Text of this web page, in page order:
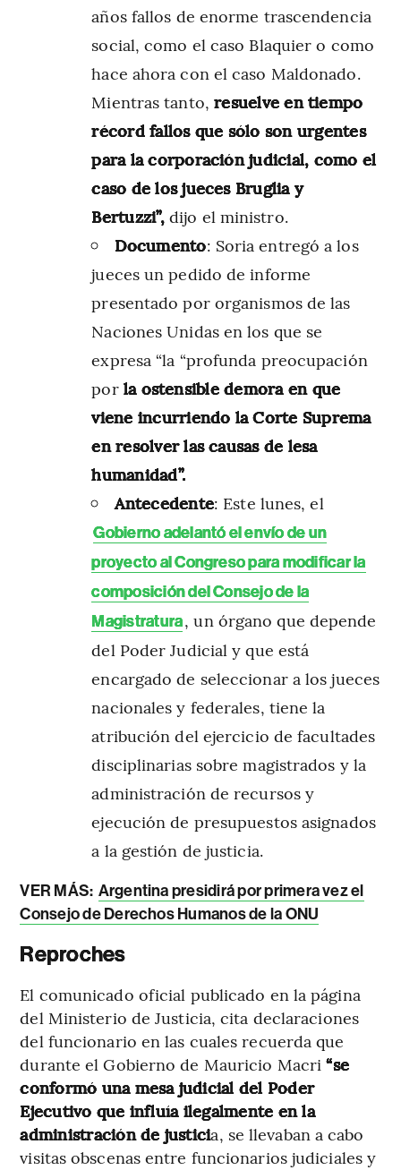
años fallos de enorme trascendencia
social, como el caso Blaquier o como
hace ahora con el caso Maldonado.
Mientras tanto, resuelve en tiempo
récord fallos que sólo son urgentes
para la corporación judicial, como el
caso de los jueces Bruglia y
Bertuzzi”,dijo el ministro.
Documento: Soria entregó a los
jueces un pedido de informe
presentado por organismos de las
Naciones Unidas en los que se
expresa “la “profunda preocupación
por la ostensible demora en que
viene incurriendo la Corte Suprema
en resolver las causas de lesa
humanidad”.
Antecedente: Este lunes, el
Gobierno adelantó el envío de un
proyecto al Congreso para modificar la
composición del Consejo de la
Magistratura, un órgano que depende
del Poder Judicial y que está
encargado de seleccionar a los jueces
nacionales y federales, tiene la
atribución del ejercicio de facultades
disciplinarias sobre magistrados y la
administración de recursos y
ejecución de presupuestos asignados
a la gestión de justicia.
VER MÁS: Argentina presidirá por primera vez el
Consejo de Derechos Humanos de la ONU
Reproches
El comunicado oficial publicado en la página
del Ministerio de Justicia, cita declaraciones
del funcionario en las cuales recuerda que
durante el Gobierno de Mauricio Macri “se
conformó una mesa judicial del Poder
Ejecutivo que influía ilegalmente en la
administración de justicia, se llevaban a cabo
visitas obscenas entre funcionarios judiciales y